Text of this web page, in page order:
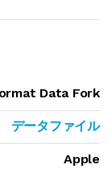
Data Fork
データファイル
Apple